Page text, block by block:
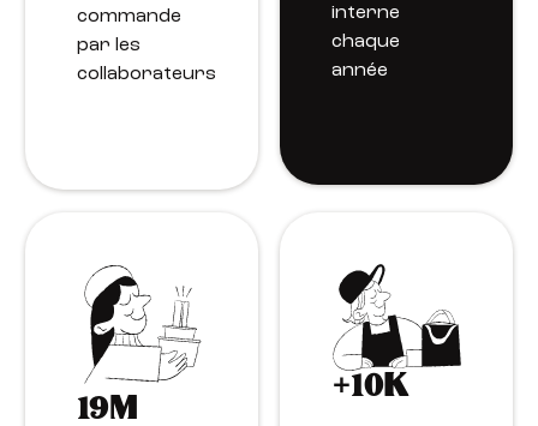
commande
par les
collaborateurs
interne
chaque
année
19M
+10K